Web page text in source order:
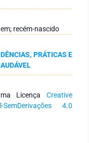
de vida do bebé. O
do Enfermeiro
Materna e Obstétrica,
respeito ao ensino
adaptação à vida
recém-nascido
PRÁTICAS E
Licença Creative
SemDerivações 4.0